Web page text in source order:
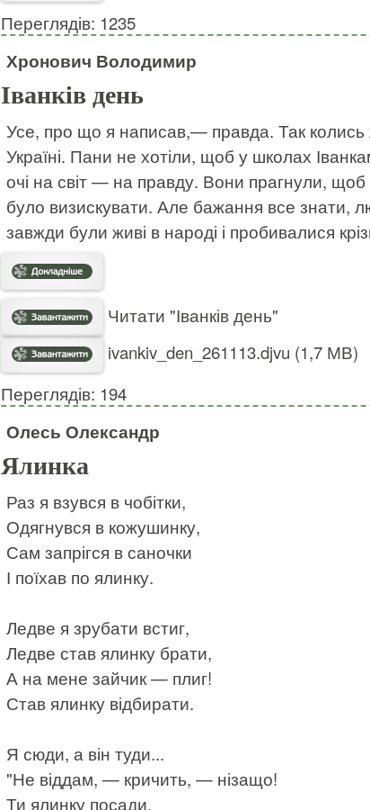
Переглядів: 1235
Хронович Володимир
Іванків день
Усе, про що я написав,— правда. Так колись
Україні. Пани не хотіли, щоб у школах
очі на світ — на правду. Вони прагнули,
було визискувати. Але бажання все знати,
завжди були живі в народі і пробивалися
Читати "Іванків день"
ivankiv_den_261113.djvu (1,7 МВ)
Переглядів: 194
Олесь Олександр
Ялинка
Раз я взувся в чобітки,
Одягнувся в кожушинку,
Сам запрігся в саночки
І поїхав по ялинку.
Ледве я зрубати встиг,
Ледве став ялинку брати,
А на мене зайчик — плиг!
Став ялинку відбирати.
Я сюди, а він туди...
"Не віддам, — кричить, — нізащо!
Ти ялинку посади,